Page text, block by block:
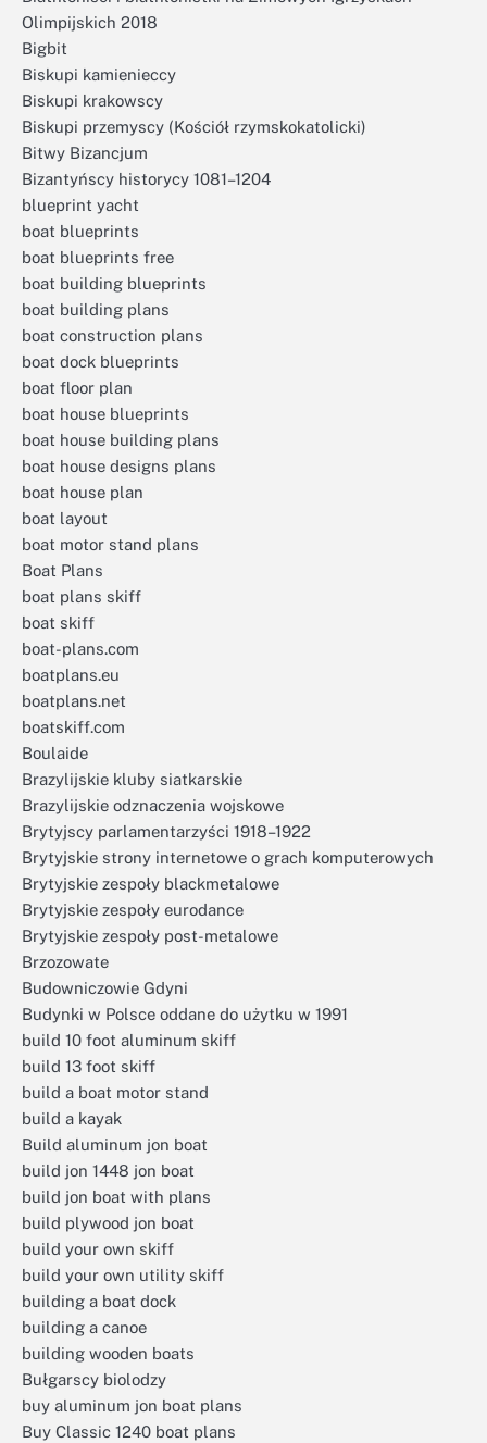
Olimpijskich 2018
Bigbit
Biskupi kamienieccy
Biskupi krakowscy
Biskupi przemyscy (Kościół rzymskokatolicki)
Bitwy Bizancjum
Bizantyńscy historycy 1081–1204
blueprint yacht
boat blueprints
boat blueprints free
boat building blueprints
boat building plans
boat construction plans
boat dock blueprints
boat floor plan
boat house blueprints
boat house building plans
boat house designs plans
boat house plan
boat layout
boat motor stand plans
Boat Plans
boat plans skiff
boat skiff
boat-plans.com
boatplans.eu
boatplans.net
boatskiff.com
Boulaide
Brazylijskie kluby siatkarskie
Brazylijskie odznaczenia wojskowe
Brytyjscy parlamentarzyści 1918–1922
Brytyjskie strony internetowe o grach komputerowych
Brytyjskie zespoły blackmetalowe
Brytyjskie zespoły eurodance
Brytyjskie zespoły post-metalowe
Brzozowate
Budowniczowie Gdyni
Budynki w Polsce oddane do użytku w 1991
build 10 foot aluminum skiff
build 13 foot skiff
build a boat motor stand
build a kayak
Build aluminum jon boat
build jon 1448 jon boat
build jon boat with plans
build plywood jon boat
build your own skiff
build your own utility skiff
building a boat dock
building a canoe
building wooden boats
Bułgarscy biolodzy
buy aluminum jon boat plans
Buy Classic 1240 boat plans